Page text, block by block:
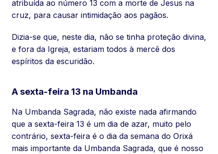
atribuída ao número 13 com a morte de Jesus na
cruz, para causar intimidação aos pagãos.
Dizia-se que, neste dia, não se tinha proteção divina,
e fora da Igreja, estariam todos à mercê dos
espíritos da escuridão.
A sexta-feira 13 na Umbanda
Na Umbanda Sagrada, não existe nada afirmando
que a sexta-feira 13 é um dia de azar, muito pelo
contrário, sexta-feira é o dia da semana do Orixá
mais importante da Umbanda Sagrada, que é nosso